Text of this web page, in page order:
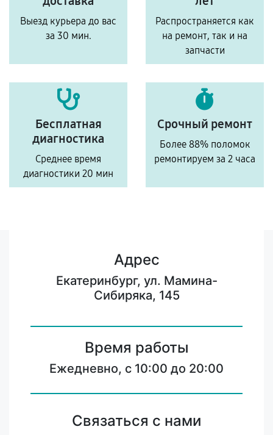
Выезд курьера до вас
за 30 мин.
Распространяется как
на ремонт, так и на
запчасти
Бесплатная
диагностика
Среднее время
диагностики 20 мин
Срочный ремонт
Более 88% поломок
ремонтируем за 2 часа
Адрес
Екатеринбург, ул. Мамина-
Сибиряка, 145
Время работы
Ежедневно, с 10:00 до 20:00
Связаться с нами